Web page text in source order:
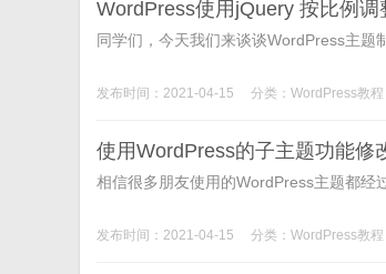
WordPress使用jQuery 按比例调
同学们，今天我们来谈谈WordPress主题
发布时间：2021-04-15 分类： WordPress教程
使用WordPress的子主题功能修
相信很多朋友使用的WordPress主题都经
发布时间：2021-04-15 分类： WordPress教程